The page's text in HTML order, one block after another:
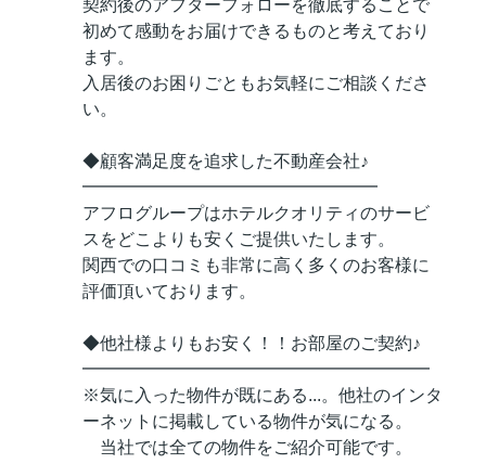
契約後のアフターフォローを徹底することで
初めて感動をお届けできるものと考えており
ます。
入居後のお困りごともお気軽にご相談くださ
い。
◆顧客満足度を追求した不動産会社♪
━━━━━━━━━━━━━━━━━
アフログループはホテルクオリティのサービ
スをどこよりも安くご提供いたします。
関西での口コミも非常に高く多くのお客様に
評価頂いております。
◆他社様よりもお安く！！お部屋のご契約♪
━━━━━━━━━━━━━━━━━━━━
※気に入った物件が既にある...。他社のインタ
ーネットに掲載している物件が気になる。
当社では全ての物件をご紹介可能です。